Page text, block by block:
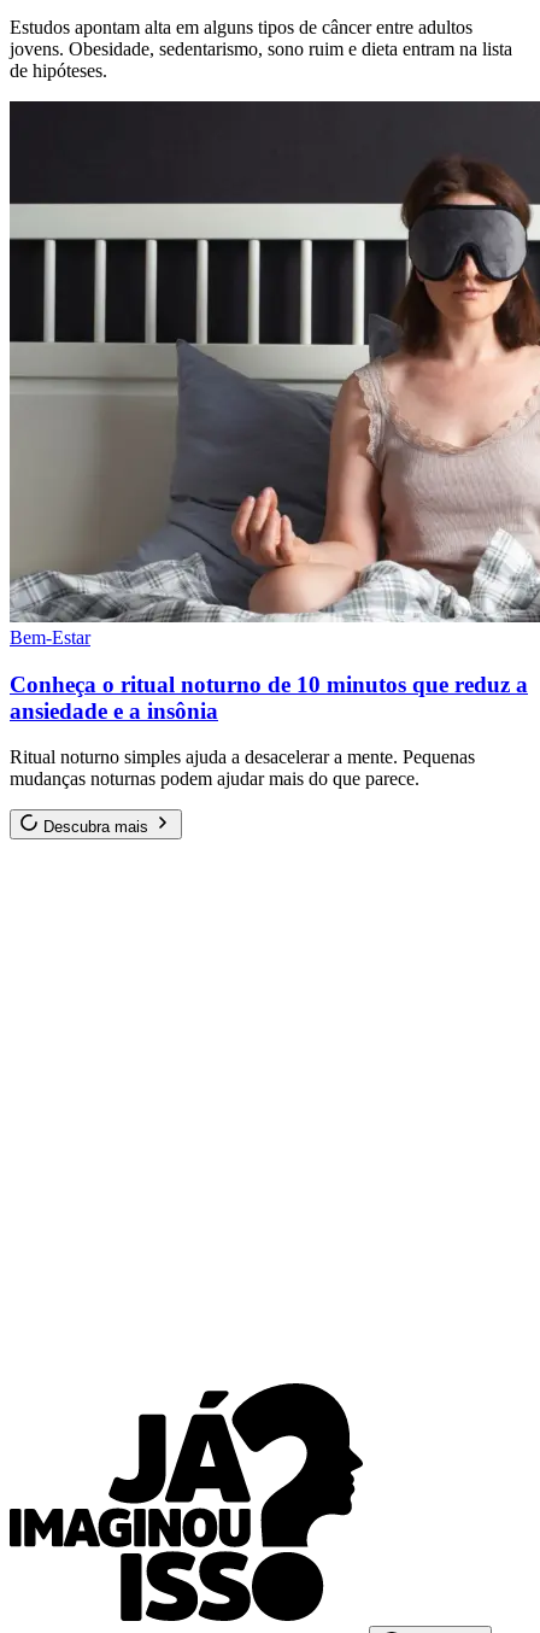
Estudos apontam alta em alguns tipos de câncer entre adultos
jovens. Obesidade, sedentarismo, sono ruim e dieta entram na lista
de hipóteses.
Bem-Estar
Conheça o ritual noturno de 10 minutos que reduz a
ansiedade e a insônia
Ritual noturno simples ajuda a desacelerar a mente. Pequenas
mudanças noturnas podem ajudar mais do que parece.
Descubra mais